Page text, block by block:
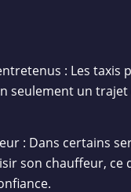
: Les
seulement un
: Dans certains
son chauffeur,